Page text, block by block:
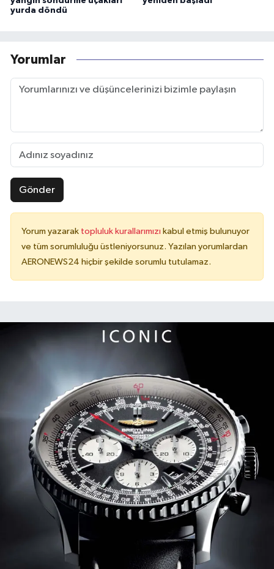
yurda döndü
Yorumlar
Gönder
Yorum yazarak topluluk kurallarımızı kabul etmiş bulunuyor
ve tüm sorumluluğu üstleniyorsunuz. Yazılan yorumlardan
AERONEWS24 hiçbir şekilde sorumlu tutulamaz.